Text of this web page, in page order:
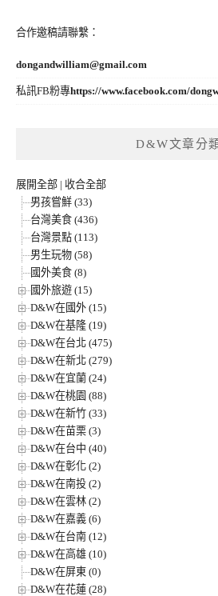
合作邀稿請聯繫：
dongandwilliam@gmail.com
私訊FB粉專https://www.facebook.com/
D&W文章分
展開全部 | 收合全部
男孩嘗鮮 (33)
台灣美食 (436)
台灣景點 (113)
男生玩物 (58)
國外美食 (8)
國外旅遊 (15)
D&W在國外 (15)
D&W在基隆 (19)
D&W在台北 (475)
D&W在新北 (279)
D&W在宜蘭 (24)
D&W在桃園 (88)
D&W在新竹 (33)
D&W在苗栗 (3)
D&W在台中 (40)
D&W在彰化 (2)
D&W在南投 (2)
D&W在雲林 (2)
D&W在嘉義 (6)
D&W在台南 (12)
D&W在高雄 (10)
D&W在屏東 (0)
D&W在花蓮 (28)